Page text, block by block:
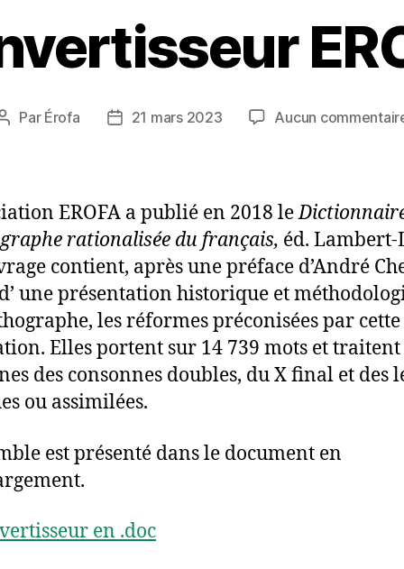
Auteur
Par Érofa
Date21 mars 2023 Aucun
EROFA a publié en 2018 le
rationalisée du français, éd. Lambert-
contient, après une préface d’André
une présentation historique et
les réformes préconisées par cette
Elles portent sur 14 739 mots et traitent
des consonnes doubles, du X final et des
ou assimilées.
est présenté dans le document en
en .doc